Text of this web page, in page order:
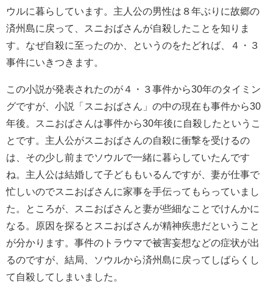
ウルに暮らしています。主人公の男性は８年ぶりに故郷の
済州島に戻って、スニおばさんが自殺したことを知りま
す。なぜ自殺に至ったのか、というのをたどれば、４・３
事件にいきつきます。
この小説が発表されたのが４・３事件から30年のタイミン
グですが、小説「スニおばさん」の中の現在も事件から30
年後。スニおばさんは事件から30年後に自殺したというこ
とです。主人公がスニおばさんの自殺に衝撃を受けるの
は、その少し前までソウルで一緒に暮らしていたんです
ね。主人公は結婚して子どももいるんですが、妻が仕事で
忙しいのでスニおばさんに家事を手伝ってもらっていまし
た。ところが、スニおばさんと妻が些細なことでけんかに
なる。原因を探るとスニおばさんが精神疾患だということ
が分かります。事件のトラウマで被害妄想などの症状が出
るのですが、結局、ソウルから済州島に戻ってしばらくし
て自殺してしまいました。